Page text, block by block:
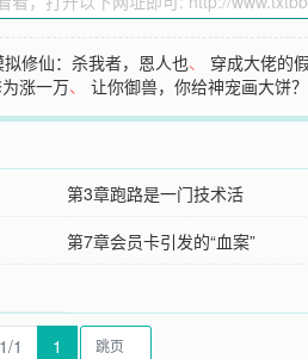
拟修仙：杀我者，恩人也、 穿成大佬的
涨一万、让你御兽，你给神宠画大饼？
第3章跑路是一门技术活
第7章会员卡引发的“血案”
1/1 1